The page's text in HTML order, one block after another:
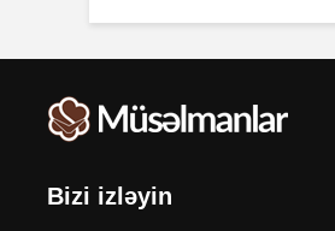
Bizi izləyin